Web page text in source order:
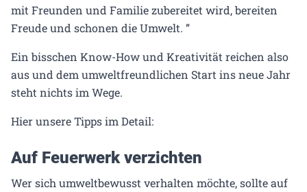
mit Freunden und Familie zubereitet wird, bereiten
Freude und schonen die Umwelt. ”
Ein bisschen Know-How und Kreativität reichen also
aus und dem umweltfreundlichen Start ins neue Jahr
steht nichts im Wege.
Hier unsere Tipps im Detail:
Auf Feuerwerk verzichten
Wer sich umweltbewusst verhalten möchte, sollte auf